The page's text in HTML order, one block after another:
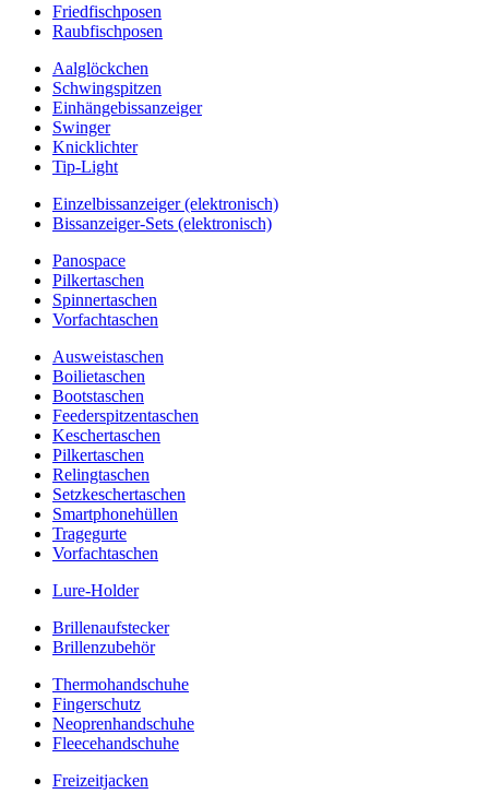
Friedfischposen
Raubfischposen
Aalglöckchen
Schwingspitzen
Einhängebissanzeiger
Swinger
Knicklichter
Tip-Light
Einzelbissanzeiger (elektronisch)
Bissanzeiger-Sets (elektronisch)
Panospace
Pilkertaschen
Spinnertaschen
Vorfachtaschen
Ausweistaschen
Boilietaschen
Bootstaschen
Feederspitzentaschen
Keschertaschen
Pilkertaschen
Relingtaschen
Setzkeschertaschen
Smartphonehüllen
Tragegurte
Vorfachtaschen
Lure-Holder
Brillenaufstecker
Brillenzubehör
Thermohandschuhe
Fingerschutz
Neoprenhandschuhe
Fleecehandschuhe
Freizeitjacken